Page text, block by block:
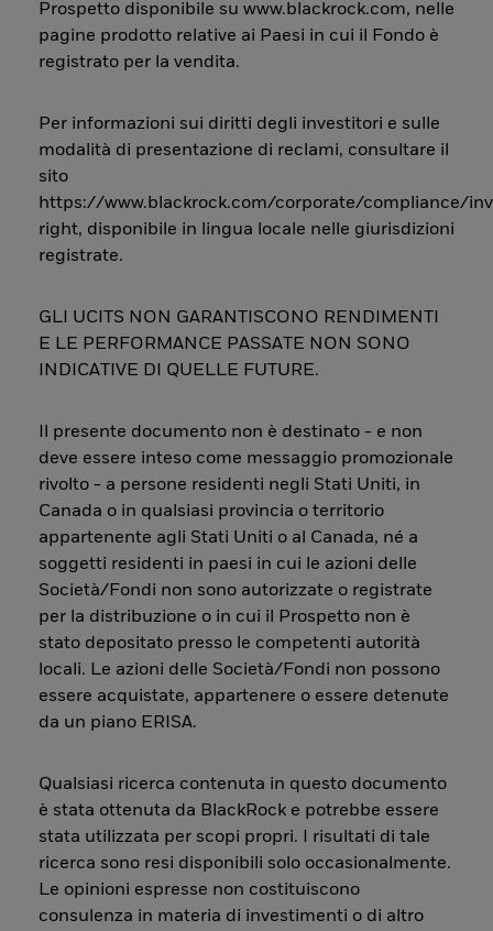
Prospetto disponibile su www.blackrock.com, nelle
pagine prodotto relative ai Paesi in cui il Fondo è
registrato per la vendita.
Per informazioni sui diritti degli investitori e sulle
modalità di presentazione di reclami, consultare il
sito
https://www.blackrock.com/corporate/compliance/
right, disponibile in lingua locale nelle giurisdizioni
registrate.
GLI UCITS NON GARANTISCONO RENDIMENTI
E LE PERFORMANCE PASSATE NON SONO
INDICATIVE DI QUELLE FUTURE.
Il presente documento non è destinato - e non
deve essere inteso come messaggio promozionale
rivolto - a persone residenti negli Stati Uniti, in
Canada o in qualsiasi provincia o territorio
appartenente agli Stati Uniti o al Canada, né a
soggetti residenti in paesi in cui le azioni delle
Società/Fondi non sono autorizzate o registrate
per la distribuzione o in cui il Prospetto non è
stato depositato presso le competenti autorità
locali. Le azioni delle Società/Fondi non possono
essere acquistate, appartenere o essere detenute
da un piano ERISA.
Qualsiasi ricerca contenuta in questo documento
è stata ottenuta da BlackRock e potrebbe essere
stata utilizzata per scopi propri. I risultati di tale
ricerca sono resi disponibili solo occasionalmente.
Le opinioni espresse non costituiscono
consulenza in materia di investimenti o di altro